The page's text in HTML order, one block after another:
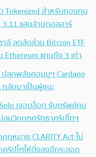
Tokenized สำหรับกองทุน
แสนล้านดอลลาร์
ลี ลดสัดส่วน Bitcoin ETF
Ethereum แทนถึง 3 เท่า
ปลุกพลังคอมมูฯ Cardano
ลับมาเป็นผู้ชนะ
เจอบล็อก รับทรัพย์คน
สนวิกฤตศรัทธาคริปโทฯ
ฎหมาย CLARITY Act ไม่
ริปโตให้ดิ่งลงอีกระลอก